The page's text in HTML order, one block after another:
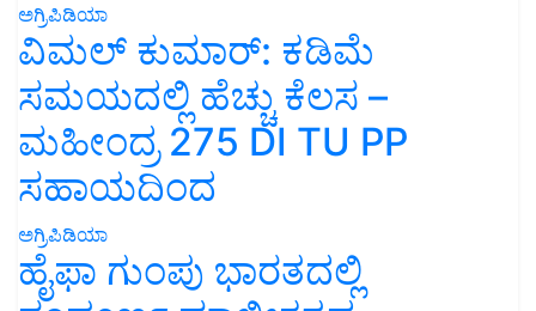
ಅಗ್ರಿಪಿಡಿಯಾ
ವಿಮಲ್ ಕುಮಾರ್: ಕಡಿಮೆ
ಸಮಯದಲ್ಲಿ ಹೆಚ್ಚು ಕೆಲಸ –
ಮಹೀಂದ್ರ 275 DI TU PP
ಸಹಾಯದಿಂದ
ಅಗ್ರಿಪಿಡಿಯಾ
ಹೈಫಾ ಗುಂಪು ಭಾರತದಲ್ಲಿ